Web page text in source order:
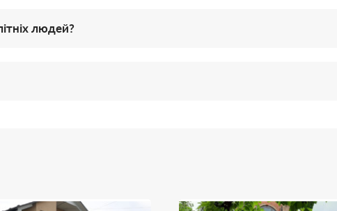
людей?